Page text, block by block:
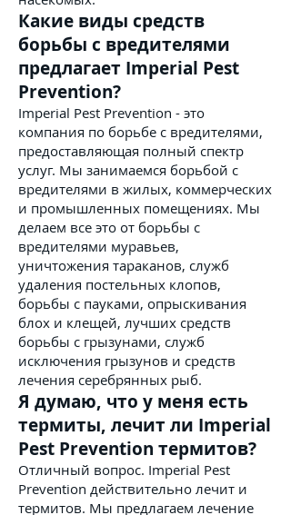
Какие виды средств
борьбы с вредителями
предлагает Imperial Pest
Prevention?
Imperial Pest Prevention - это
компания по борьбе с вредителями,
предоставляющая полный спектр
услуг. Мы занимаемся борьбой с
вредителями в жилых, коммерческих
и промышленных помещениях. Мы
делаем все это от борьбы с
вредителями муравьев,
уничтожения тараканов, служб
удаления постельных клопов,
борьбы с пауками, опрыскивания
блох и клещей, лучших средств
борьбы с грызунами, служб
исключения грызунов и средств
лечения серебрянных рыб.
Я думаю, что у меня есть
термиты, лечит ли Imperial
Pest Prevention термитов?
Отличный вопрос. Imperial Pest
Prevention действительно лечит и
термитов. Мы предлагаем лечение